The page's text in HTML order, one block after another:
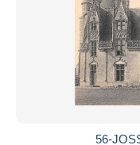
56-